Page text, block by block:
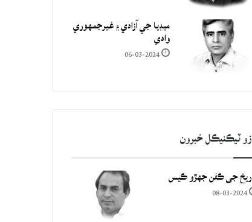
ميڊيا جي آزادي ۽ غيرجمھوري
وادي
06-03-2024
ٽيڪنيڪل خبرون
جي ڪفن جھڙو ڪيس
08-03-2024